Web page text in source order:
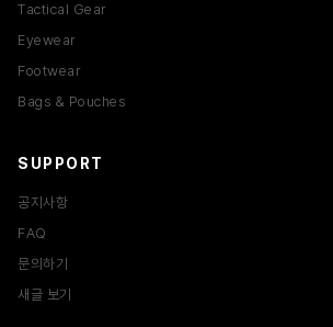
Tactical Gear
Eyewear
Footwear
Bags & Pouches
SUPPORT
공지사항
FAQ
문의하기
새글 보기